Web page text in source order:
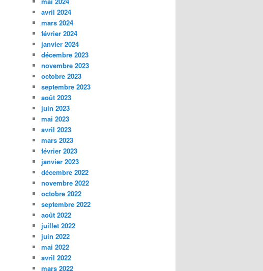
avril 2024
mars 2024
février 2024
janvier 2024
décembre 2023
novembre 2023
octobre 2023
septembre 2023
août 2023
juin 2023
mai 2023
avril 2023
mars 2023
février 2023
janvier 2023
décembre 2022
novembre 2022
octobre 2022
septembre 2022
août 2022
juillet 2022
juin 2022
mai 2022
avril 2022
mars 2022